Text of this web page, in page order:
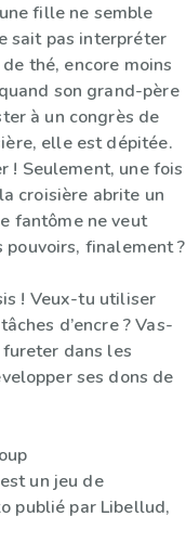
fille ne semble
sait pas interpréter
thé, encore moins
son grand-père
à un congrès de
elle est dépitée.
! Seulement, une fois
croisière abrite un
fantôme ne veut
pouvoirs, finalement ?
! Veux-tu utiliser
d’encre ? Vas-
dans les
ses dons de
un jeu de
publié par Libellud,